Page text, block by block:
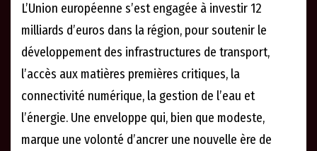
L’Union européenne s’est engagée à investir 12
milliards d’euros dans la région, pour soutenir le
développement des infrastructures de transport,
l’accès aux matières premières critiques, la
connectivité numérique, la gestion de l’eau et
l’énergie. Une enveloppe qui, bien que modeste,
marque une volonté d’ancrer une nouvelle ère de